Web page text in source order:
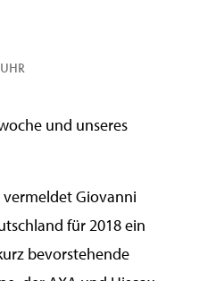
und unseres
vermeldet Giovanni
für 2018 ein
bevorstehende